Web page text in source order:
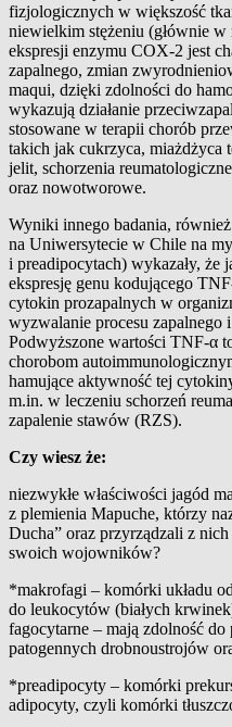
fizjologicznych w większość
niewielkim stężeniu (głównie
ekspresji enzymu COX-2 jest
zapalnego, zmian
maqui, dzięki zdolności do
wykazują działanie
stosowane w terapii chorób
takich jak cukrzyca, miażdżyca
jelit, schorzenia
oraz nowotworowe.
Wyniki innego badania,
na Uniwersytecie w Chile na
i preadipocytach) wykazały, że
ekspresję genu kodującego
cytokin prozapalnych w
wyzwalanie procesu zapalnego
Podwyższone wartości TNF-α
chorobom
hamujące aktywność tej
m.in. w leczeniu schorzeń
zapalenie stawów (RZS).
Czy wiesz że:
niezwykłe właściwości jagód
z plemienia Mapuche, którzy
Ducha” oraz przyrządzali z
swoich wojowników?
*makrofagi – komórki układu
do leukocytów (białych
fagocytarne – mają zdolność do
patogennych drobnoustrojów
*preadipocyty – komórki
adipocyty, czyli komórki